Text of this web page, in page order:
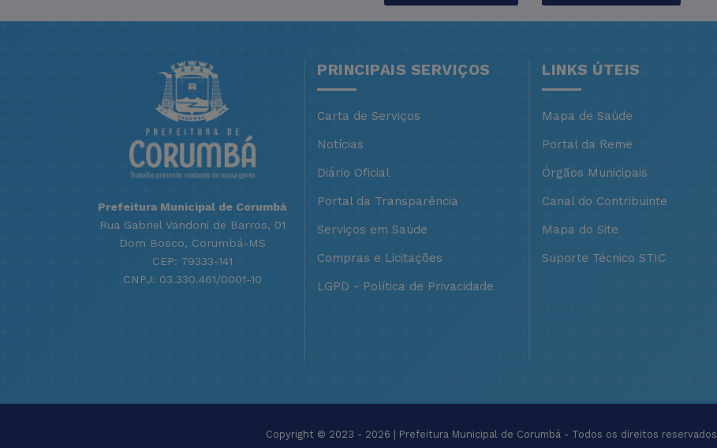
Prefeitura Municipal de Corumbá
Rua Gabriel Vandoni de Barros, 01
Dom Bosco, Corumbá-MS
CEP: 79333-141
CNPJ: 03.330.461/0001-10
PRINCIPAIS SERVIÇOS
Carta de Serviços
Notícias
Diário Oficial
Portal da Transparência
Serviços em Saúde
Compras e Licitações
LGPD - Política de Privacidade
LINKS ÚTEIS
Mapa de Saúde
Portal da Reme
Órgãos Municipais
Canal do Contribuinte
Mapa do Site
Suporte Técnico STIC
Copyright © 2023 - 2026 | Prefeitura Municipal de Corumbá - Todos os direitos reservados